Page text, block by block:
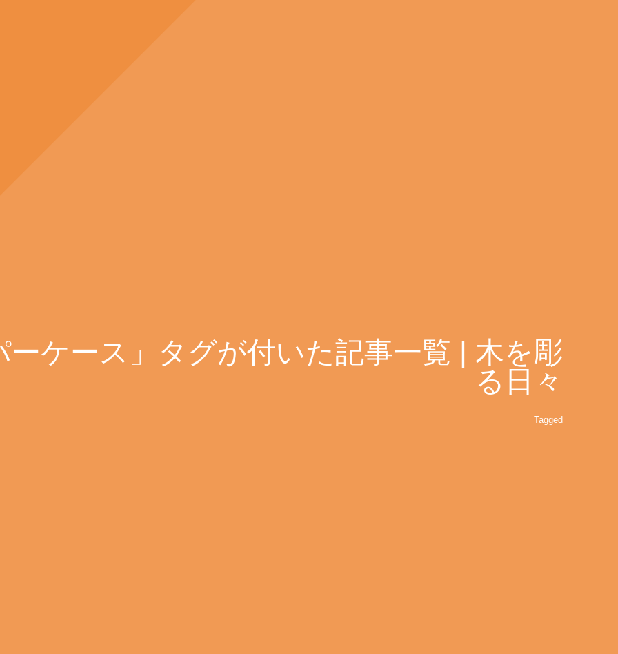
ケース」タグが付いた記事一覧 | 木を彫
る日々
Tagged